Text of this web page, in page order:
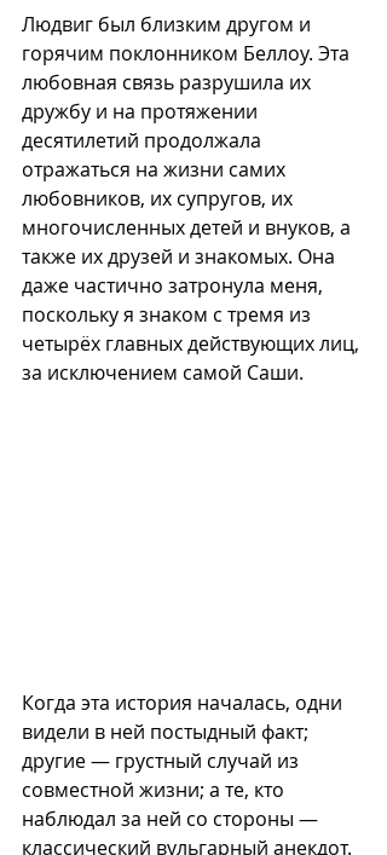
Людвиг был близким другом и
горячим поклонником Беллоу. Эта
любовная связь разрушила их
дружбу и на протяжении
десятилетий продолжала
отражаться на жизни самих
любовников, их супругов, их
многочисленных детей и внуков, а
также их друзей и знакомых. Она
даже частично затронула меня,
поскольку я знаком с тремя из
четырёх главных действующих лиц,
за исключением самой Саши.
Когда эта история началась, одни
видели в ней постыдный факт;
другие — грустный случай из
совместной жизни; а те, кто
наблюдал за ней со стороны —
классический вульгарный анекдот.